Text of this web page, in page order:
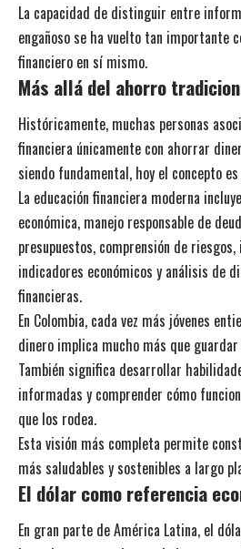
La capacidad de distinguir entre
engañoso se ha vuelto tan importante
financiero en sí mismo.
Más allá del ahorro
Históricamente, muchas personas
financiera únicamente con ahorrar
siendo fundamental, hoy el concepto
La educación financiera moderna
económica, manejo responsable de
presupuestos, comprensión de
indicadores económicos y análisis de
financieras.
En Colombia, cada vez más jóvenes
dinero implica mucho más que
También significa desarrollar
informadas y comprender cómo
que los rodea.
Esta visión más completa permite
más saludables y sostenibles a largo
El dólar como referencia
En gran parte de América Latina, el